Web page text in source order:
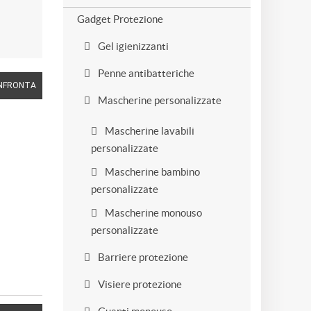
Gadget Protezione
Gel igienizzanti
Penne antibatteriche
Mascherine personalizzate
Mascherine lavabili
personalizzate
Mascherine bambino
personalizzate
Mascherine monouso
personalizzate
Barriere protezione
Visiere protezione